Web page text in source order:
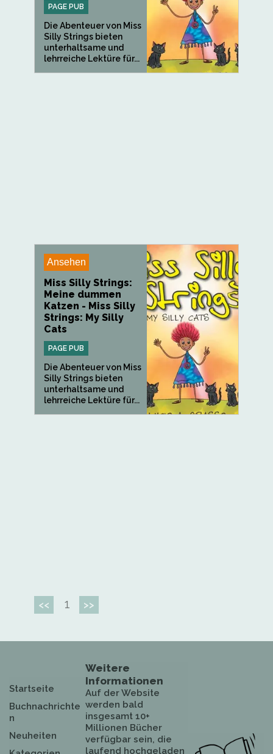
PAGE PUB
Die Abenteuer von Miss
Silly Strings bieten
unterhaltsame und
lehrreiche Lektüre für...
Ansehen
Miss Silly Strings:
Meine dummen
Katzen - Miss Silly
Strings: My Silly
Cats
PAGE PUB
Die Abenteuer von Miss
Silly Strings bieten
unterhaltsame und
lehrreiche Lektüre für...
<< 1 >>
Startseite
Buchnachrichte
n
Neuheiten
Weitere
Informationen
Auf der Website
werden bald
insgesamt 10+
Millionen Bücher
verfügbar sein, die
laufend hochgeladen